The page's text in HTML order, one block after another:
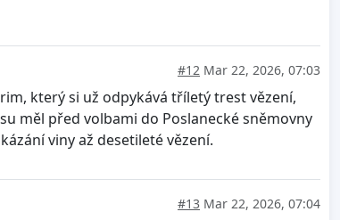
#12 Mar 22, 2026, 07:03
který si už odpykává tříletý trest vězení,
měl před volbami do Poslanecké sněmovny
viny až desetileté vězení.
#13 Mar 22, 2026, 07:04